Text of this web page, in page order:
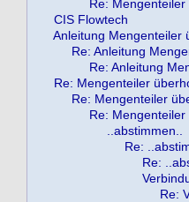
Re:
CIS Flowtech
Anleitung Mengenteiler
Re: Anleitung
Re: Anleitung
Re: Mengenteiler
Re: Mengenteiler
Re:
..abstimmen..
Re:
Re:
Re: